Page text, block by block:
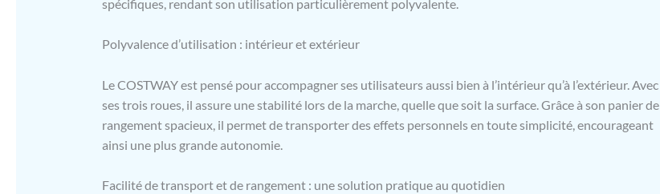
spécifiques, rendant son utilisation particulièrement polyvalente.
Polyvalence d’utilisation : intérieur et extérieur
Le COSTWAY est pensé pour accompagner ses utilisateurs aussi bien à l’intérieur qu’à l’extérieur. Avec
ses trois roues, il assure une stabilité lors de la marche, quelle que soit la surface. Grâce à son panier de
rangement spacieux, il permet de transporter des effets personnels en toute simplicité, encourageant
ainsi une plus grande autonomie.
Facilité de transport et de rangement : une solution pratique au quotidien